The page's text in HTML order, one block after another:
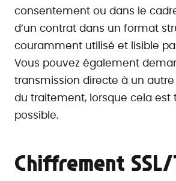
consentement ou dans le
d’un contrat dans un format
couramment utilisé et lisible
Vous pouvez également
transmission directe à un
du traitement, lorsque cela est
possible.
Chiffrement SSL/